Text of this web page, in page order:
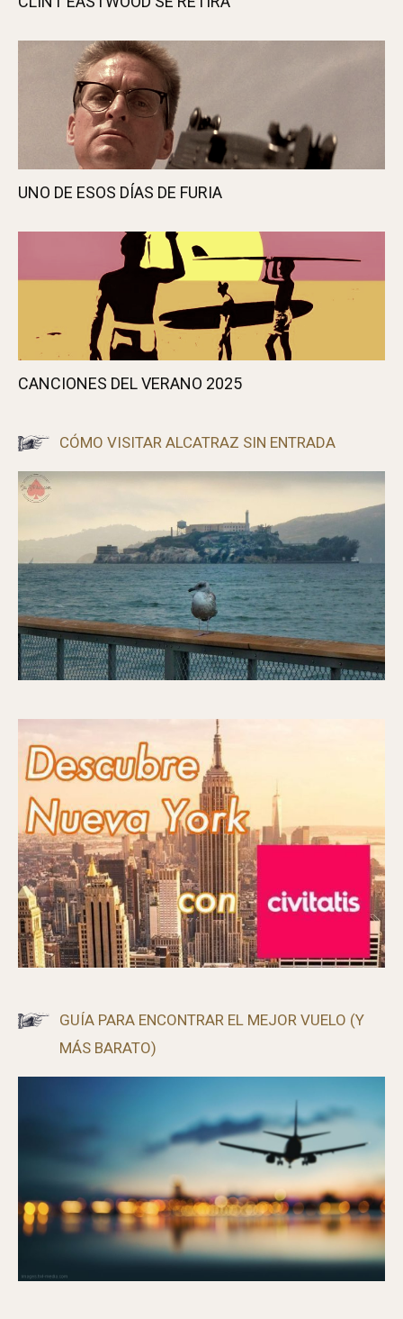
UNO DE ESOS DÍAS DE FURIA
CANCIONES DEL VERANO 2025
CÓMO VISITAR ALCATRAZ SIN ENTRADA
GUÍA PARA ENCONTRAR EL MEJOR VUELO (Y
MÁS BARATO)